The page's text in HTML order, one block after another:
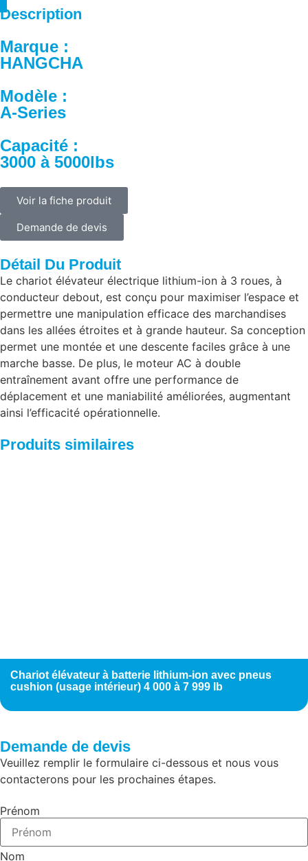
Description
Marque :
HANGCHA
Modèle :
A-Series
Capacité :
3000 à 5000lbs
Voir la fiche produit
Demande de devis
Détail Du Produit
Le chariot élévateur électrique lithium-ion à 3 roues, à
conducteur debout, est conçu pour maximiser l’espace et
permettre une manipulation efficace des marchandises
dans les allées étroites et à grande hauteur. Sa conception
permet une montée et une descente faciles grâce à une
marche basse. De plus, le moteur AC à double
entraînement avant offre une performance de
déplacement et une maniabilité améliorées, augmentant
ainsi l’efficacité opérationnelle.
Produits similaires
Chariot élévateur à batterie lithium-ion avec pneus
cushion (usage intérieur) 4 000 à 7 999 lb
Demande de devis
Veuillez remplir le formulaire ci-dessous et nous vous
contacterons pour les prochaines étapes.
Prénom
Nom